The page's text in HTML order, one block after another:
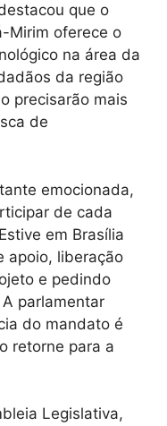
que o
Mirim oferece o
na área da
da região
precisarão mais
de
emocionada,
de cada
em Brasília
apoio, liberação
e pedindo
parlamentar
do mandato é
retorne para a
Legislativa,